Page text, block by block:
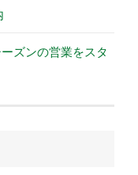
ズンの営業をスタ